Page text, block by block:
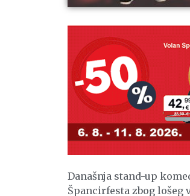
Današnja stand-up
Špancirfesta zbog lošeg